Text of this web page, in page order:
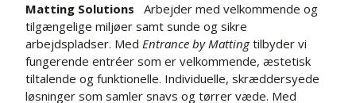
Matting Solutions Arbejder med velkommende og
tilgængelige miljøer samt sunde og sikre
arbejdspladser. Med Entrance by Mattingtilbyder vi
fungerende entréer som er velkommende, æstetisk
tiltalende og funktionelle. Individuelle, skræddersyede
løsninger som samler snavs og tørrer væde. Med